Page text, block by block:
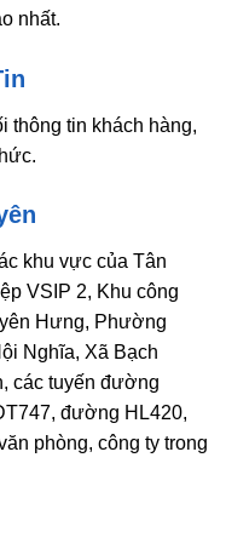
nhất.
thông tin khách hàng,
khu vực của Tân
VSIP 2, Khu công
Hưng, Phường
Nghĩa, Xã Bạch
các tuyến đường
đường HL420,
phòng, công ty trong